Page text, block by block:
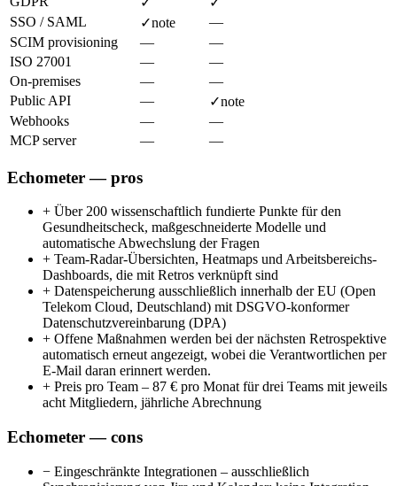
SSO / SAML
✓note
—
SCIM provisioning
—
—
ISO 27001
—
—
On-premises
—
—
Public API
— ✓note
Webhooks
—
—
MCP server
— —
Echometer — pros
+ Über 200 wissenschaftlich fundierte Punkte für den
Gesundheitscheck, maßgeschneiderte Modelle und
automatische Abwechslung der Fragen
+ Team-Radar-Übersichten, Heatmaps und Arbeitsbereichs-
Dashboards, die mit Retros verknüpft sind
+ Datenspeicherung ausschließlich innerhalb der EU (Open
Telekom Cloud, Deutschland) mit DSGVO-konformer
Datenschutzvereinbarung (DPA)
+ Offene Maßnahmen werden bei der nächsten Retrospektive
automatisch erneut angezeigt, wobei die Verantwortlichen per
E-Mail daran erinnert werden.
+ Preis pro Team – 87 € pro Monat für drei Teams mit jeweils
acht Mitgliedern, jährliche Abrechnung
Echometer — cons
− Eingeschränkte Integrationen – ausschließlich